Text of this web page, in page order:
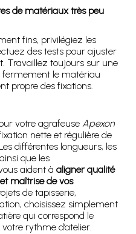
de matériaux très peu
fins, privilégiez les
des tests pour ajuster
Travaillez toujours sur une
le matériau
propre des fixations.
votre agrafeuse Apexon
nette et régulière de
différentes longueurs, les
que les
aident à aligner qualité
maîtrise de vos
de tapisserie,
choisissez simplement
qui correspond le
rythme d’atelier.